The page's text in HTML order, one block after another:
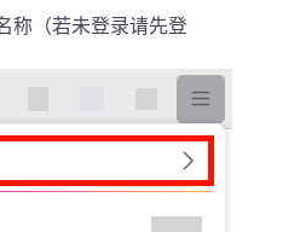
称（若未登录请先登